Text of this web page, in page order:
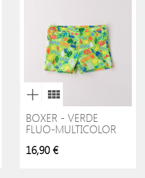
BOXER - VERDE
FLUO-MULTICOLOR
16,90 €